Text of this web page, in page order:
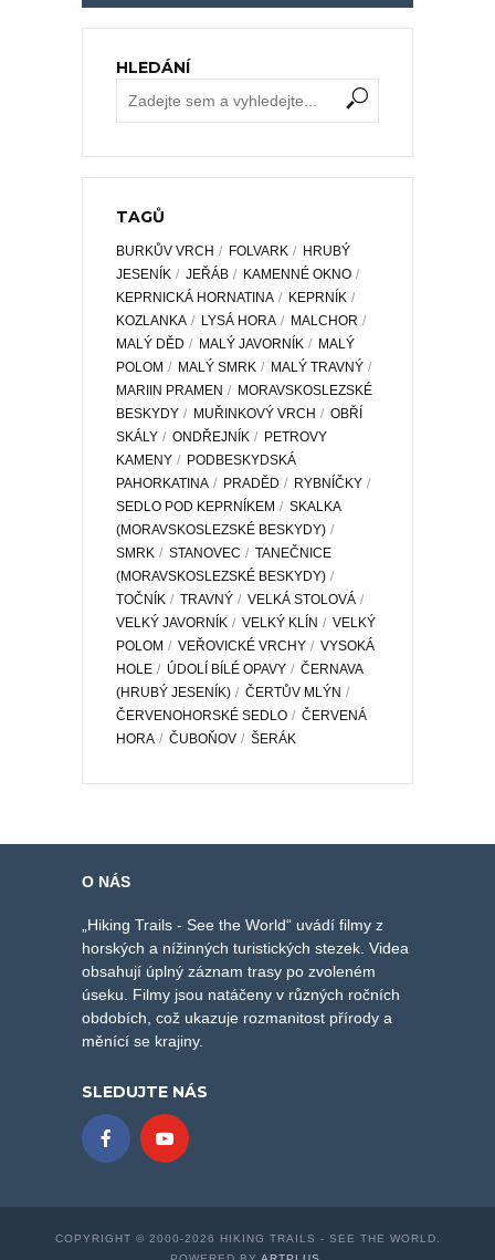
HLEDÁNÍ
TAGŮ
BURKŮV VRCH FOLVARK
HRUBÝ
JESENÍK
JEŘÁB
KAMENNÉ OKNO
KEPRNICKÁ HORNATINA
KEPRNÍK
KOZLANKA
LYSÁ HORA
MALCHOR
MALÝ DĚD
MALÝ JAVORNÍK
MALÝ
POLOM
MALÝ SMRK
MALÝ TRAVNÝ
MARIIN PRAMEN
MORAVSKOSLEZSKÉ
BESKYDY
MUŘINKOVÝ VRCH
OBŘÍ
SKÁLY
ONDŘEJNÍK
PETROVY
KAMENY
PODBESKYDSKÁ
PAHORKATINA
PRADĚD
RYBNÍČKY
SEDLO POD KEPRNÍKEM
SKALKA
(MORAVSKOSLEZSKÉ BESKYDY)
SMRK
STANOVEC
TANEČNICE
(MORAVSKOSLEZSKÉ BESKYDY)
TOČNÍK
TRAVNÝ
VELKÁ STOLOVÁ
VELKÝ JAVORNÍK
VELKÝ KLÍN
VELKÝ
POLOM
VEŘOVICKÉ VRCHY
VYSOKÁ
HOLE
ÚDOLÍ BÍLÉ OPAVY
ČERNAVA
(HRUBÝ JESENÍK)
ČERTŮV MLÝN
ČERVENOHORSKÉ SEDLO
ČERVENÁ
HORA
ČUBOŇOV ŠERÁK
O NÁS
„Hiking Trails - See the World“ uvádí filmy z
horských a nížinných turistických stezek. Videa
obsahují úplný záznam trasy po zvoleném
úseku. Filmy jsou natáčeny v různých ročních
obdobích, což ukazuje rozmanitost přírody a
měnící se krajiny.
SLEDUJTE NÁS
COPYRIGHT © 2000-2026 HIKING TRAILS - SEE THE WORLD.